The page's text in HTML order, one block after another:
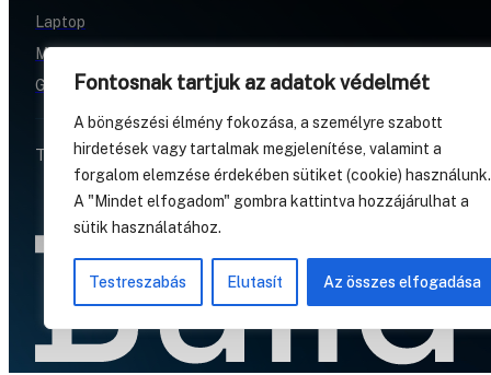
Fontosnak tartjuk az adatok védelmét
A böngészési élmény fokozása, a személyre szabott
hirdetések vagy tartalmak megjelenítése, valamint a
forgalom elemzése érdekében sütiket (cookie) használunk.
A "Mindet elfogadom" gombra kattintva hozzájárulhat a
sütik használatához.
Testreszabás Elutasít Az összes elfogadása
Laptop
Mobil
Gamer
Techkalauz © 2020. Minden jog fenntartva.